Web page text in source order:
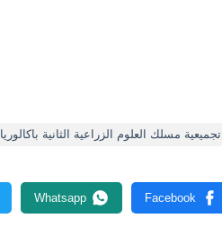
تجميعية مسلك العلوم الزراعية الثانية باكالوريا